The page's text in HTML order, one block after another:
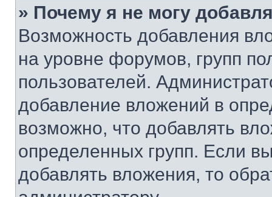
» Почему я не могу
Возможность добавления
на уровне форумов, групп
пользователей.
добавление вложений в
возможно, что добавлять
определенных групп. Если
добавлять вложения, то